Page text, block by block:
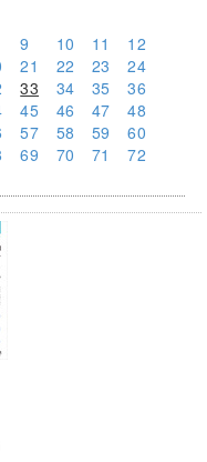
9 10 11
12
21 22 23
24
33 34 35
36
45 46 47
48
57 58 59
60
69 70 71
72